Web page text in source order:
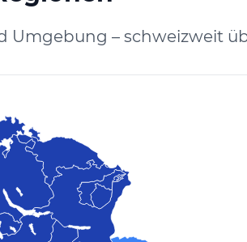
Umgebung – schweizweit